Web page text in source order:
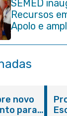
SEMED
Recursos
Apolo e
municipal
novo
para